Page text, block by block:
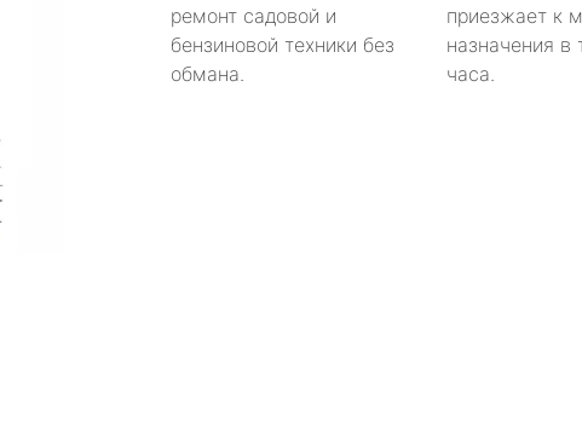
ремонт садовой и
бензиновой техники без
обмана.
приезжает к
назначения в
часа.